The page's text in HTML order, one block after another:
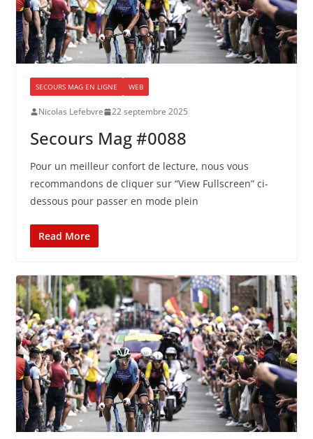
SECOURS MAG EN LIGNE WEB
Nicolas Lefebvre 22 septembre 2025
Secours Mag #0088
Pour un meilleur confort de lecture, nous vous
recommandons de cliquer sur “View Fullscreen” ci-
dessous pour passer en mode plein
Read More